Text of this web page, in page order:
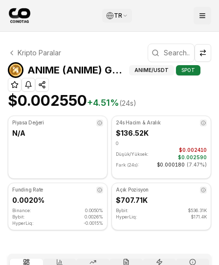
TR
ANIME Teknik Analizi
ANIME şu anda $0.002550 seviyesinde işlem görüyor.
Kripto Paralar
ANIME (ANIME) Gelişmiş Teknik Analiz ANIME/USDT SPOT
$0.002550+4.51%(24s)
Piyasa Değeri
N/A
24s Hacim & Aralık
$136.52K
0
Düşük/Yüksek:
$0.002410
$0.002590
Fark (24s): $0.000180 (7.47%)
Funding Rate
0.0020%
Binance:
0.0050%
Bybit:
0.0026%
HyperLiq:
-0.0015%
Açık Pozisyon
$707.71K
Bybit:
$536.31K
HyperLiq:
$171.4K